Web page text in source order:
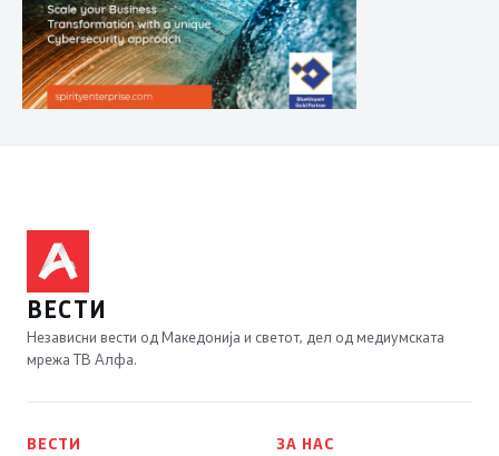
ВЕСТИ
Независни вести од Македонија и светот, дел од медиумската
мрежа ТВ Алфа.
ВЕСТИ
ЗА НАС